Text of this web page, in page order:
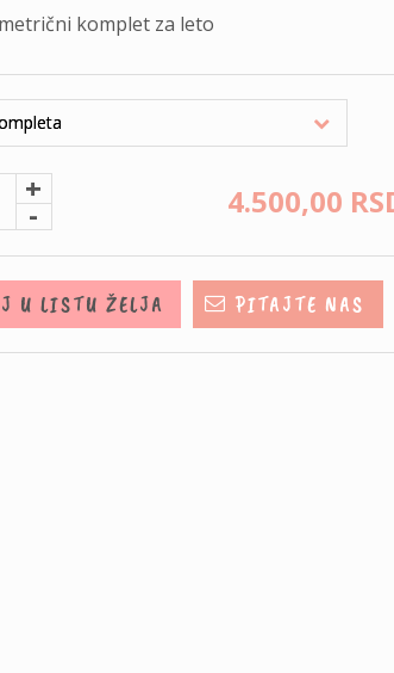
komplet za leto
+
- 4.500,00
U LISTU ŽELJA PITAJTE NAS